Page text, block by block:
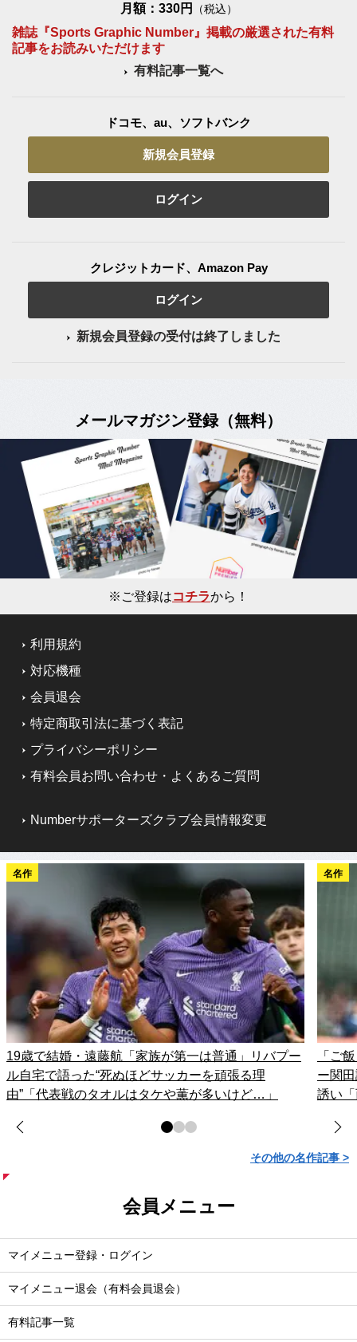
月額：330円 （税込）
雑誌『Sports Graphic Number』掲載の厳選された有料
記事をお読みいただけます
有料記事一覧へ
ドコモ、au、ソフトバンク
新規会員登録
ログイン
クレジットカード、Amazon Pay
ログイン
新規会員登録の受付は終了しました
メールマガジン登録（無料）
※ご登録はコチラから！
利用規約
対応機種
会員退会
特定商取引法に基づく表記
プライバシーポリシー
有料会員お問い合わせ・よくあるご質問
Numberサポーターズクラブ会員情報変更
名作
19歳で結婚・遠藤航「家族が第一は普通」リバプー
ル自宅で語った“死ぬほどサッカーを頑張る理
由”「代表戦のタオルはタケや薫が多いけど…」
名作
「ご
ー関
誘い
その他の名作記事 >
会員メニュー
マイメニュー登録・ログイン
マイメニュー退会（有料会員退会）
有料記事一覧